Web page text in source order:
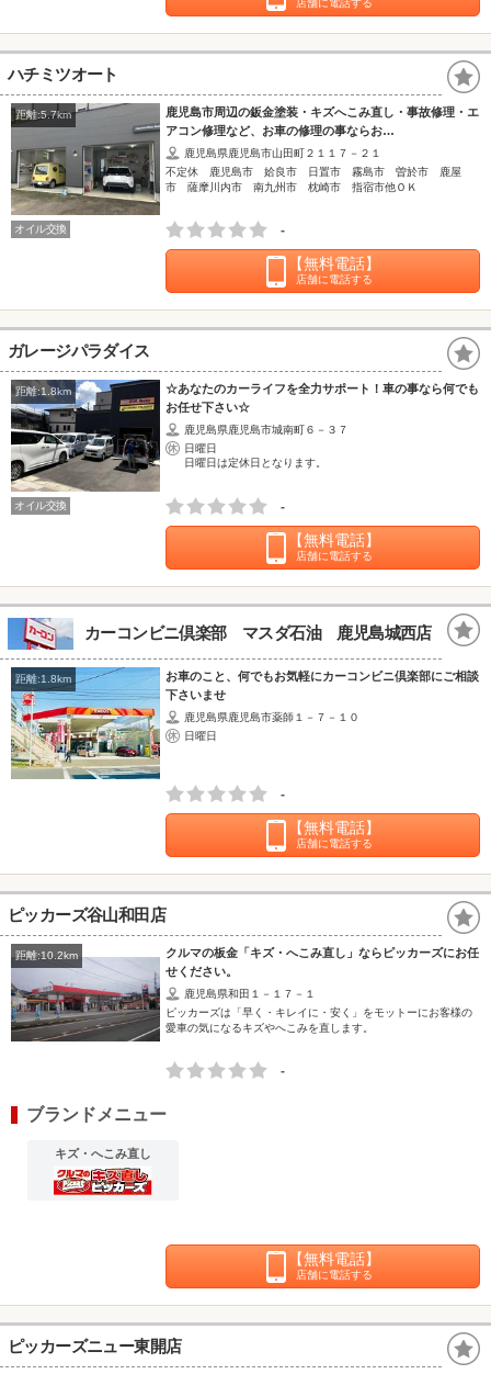
店舗に電話する
ハチミツオート
距離:5.7km
鹿児島市周辺の鈑金塗装・キズへこみ直し・事故修理・エ
アコン修理など、お車の修理の事ならお…
鹿児島県鹿児島市山田町２１１７－２１
不定休 鹿児島市 姶良市 日置市 霧島市 曽於市 鹿屋
市 薩摩川内市 南九州市 枕崎市 指宿市他ＯＫ
オイル交換 -
【無料電話】
店舗に電話する
ガレージパラダイス
距離:1.8km
☆あなたのカーライフを全力サポート！車の事なら何でも
お任せ下さい☆
鹿児島県鹿児島市城南町６－３７
日曜日
日曜日は定休日となります。
オイル交換 -
【無料電話】
店舗に電話する
カーコンビニ倶楽部 マスダ石油 鹿児島城西店
距離:1.8km
お車のこと、何でもお気軽にカーコンビニ倶楽部にご相談
下さいませ
鹿児島県鹿児島市薬師１－７－１０
日曜日
-
【無料電話】
店舗に電話する
ピッカーズ谷山和田店
距離:10.2km
クルマの板金「キズ・へこみ直し」ならピッカーズにお任
せください。
鹿児島県和田１－１７－１
ピッカーズは「早く・キレイに・安く」をモットーにお客様の
愛車の気になるキズやへこみを直します。
-
ブランドメニュー
キズ・へこみ直し
【無料電話】
店舗に電話する
ピッカーズニュー東開店